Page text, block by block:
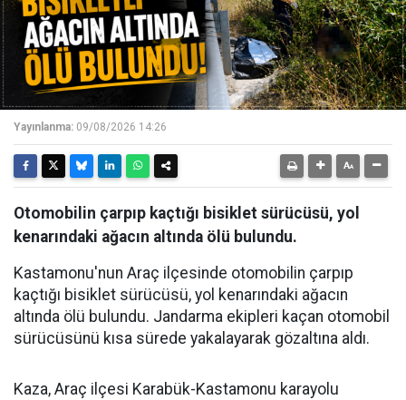
Yayınlanma: 09/08/2026 14:26
Otomobilin çarpıp kaçtığı bisiklet sürücüsü, yol
kenarındaki ağacın altında ölü bulundu.
Kastamonu'nun Araç ilçesinde otomobilin çarpıp
kaçtığı bisiklet sürücüsü, yol kenarındaki ağacın
altında ölü bulundu. Jandarma ekipleri kaçan otomobil
sürücüsünü kısa sürede yakalayarak gözaltına aldı.
Kaza, Araç ilçesi Karabük-Kastamonu karayolu